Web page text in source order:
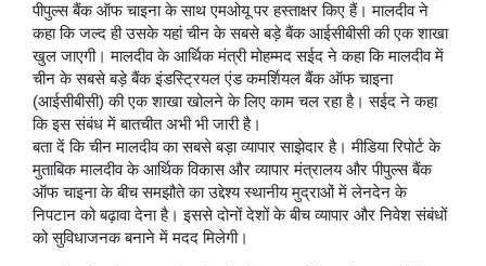
पीपुल्स बैंक ऑफ चाइना के साथ एमओयू पर हस्ताक्षर किए हैं। मालदीव ने
कहा कि जल्द ही उसके यहां चीन के सबसे बड़े बैंक आईसीबीसी की एक शाखा
खुल जाएगी। मालदीव के आर्थिक मंत्री मोहम्मद सईद ने कहा कि मालदीव में
चीन के सबसे बड़े बैंक इंडस्ट्रियल एंड कमर्शियल बैंक ऑफ चाइना
(आईसीबीसी) की एक शाखा खोलने के लिए काम चल रहा है। सईद ने कहा
कि इस संबंध में बातचीत अभी भी जारी है।
बता दें कि चीन मालदीव का सबसे बड़ा व्यापार साझेदार है। मीडिया रिपोर्ट के
मुताबिक मालदीव के आर्थिक विकास और व्यापार मंत्रालय और पीपुल्स बैंक
ऑफ चाइना के बीच समझौते का उद्देश्य स्थानीय मुद्राओं में लेनदेन के
निपटान को बढ़ावा देना है। इससे दोनों देशों के बीच व्यापार और निवेश संबंधों
को सुविधाजनक बनाने में मदद मिलेगी।